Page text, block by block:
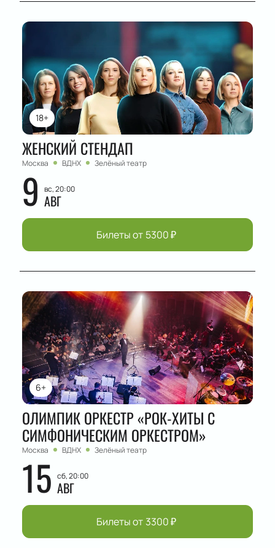
18+
ЖЕНСКИЙ СТЕНДАП
Москва ВДНХ Зелёный театр
9 вс, 20:00
АВГ
Билеты от 5300₽
6+
ОЛИМПИК ОРКЕСТР «РОК-ХИТЫ С
СИМФОНИЧЕСКИМ ОРКЕСТРОМ»
Москва ВДНХ Зелёный театр
15 сб, 20:00
АВГ
Билеты от 3300₽